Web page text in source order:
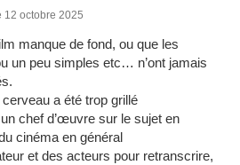
12 octobre 2025
manque de fond, ou que les
un peu simples etc… n’ont jamais
a été trop grillé
chef d’œuvre sur le sujet en
cinéma en général
et des acteurs pour retranscrire,